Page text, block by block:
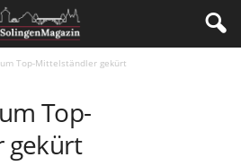
Top-Mittelständler gekürt
Top-
gekürt